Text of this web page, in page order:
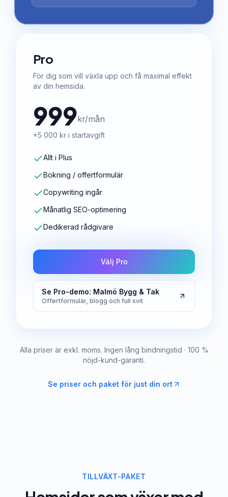
Pro
För dig som vill växla upp och få maximal effekt
av din hemsida.
999kr/mån
+5 000 kr i startavgift
Allt i Plus
Bokning / offertformulär
Copywriting ingår
Månatlig SEO-optimering
Dedikerad rådgivare
Välj Pro
Se Pro-demo: Malmö Bygg & Tak
Offertformulär, blogg och full svit
Alla priser är exkl. moms. Ingen lång bindningstid · 100 %
nöjd-kund-garanti.
Se priser och paket för just din ort
TILLVÄXT-PAKET